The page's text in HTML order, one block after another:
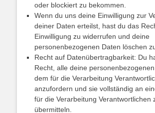
oder blockiert zu bekommen.
Wenn du uns deine Einwilligung zur
deiner Daten erteilst, hast du das
Einwilligung zu widerrufen und deine
personenbezogenen Daten löschen
Recht auf Datenübertragbarkeit: Du
Recht, alle deine
dem für die Verarbeitung
anzufordern und sie vollständig an
für die Verarbeitung Verantwortlichen
übermitteln.